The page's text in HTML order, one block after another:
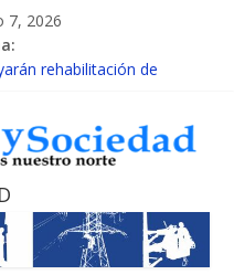
7, 2026
rehabilitación de
Nacional por la
internacional en los
de la lucha contra el
COALICIÓN